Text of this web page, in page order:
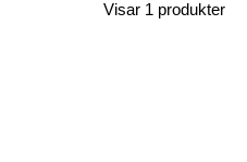
Visar 1 produkter